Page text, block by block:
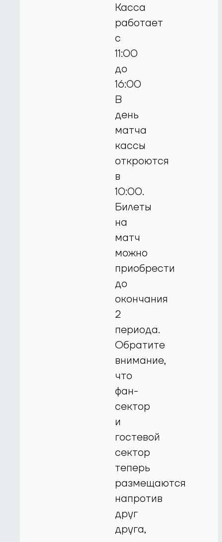
Касса
работает
с
11:00
до
16:00
В
день
матча
кассы
откроются
в
10:00.
Билеты
на
матч
можно
приобрести
до
окончания
2
периода.
Обратите
внимание,
что
фан-
сектор
и
гостевой
сектор
теперь
размещаются
напротив
друг
друга,